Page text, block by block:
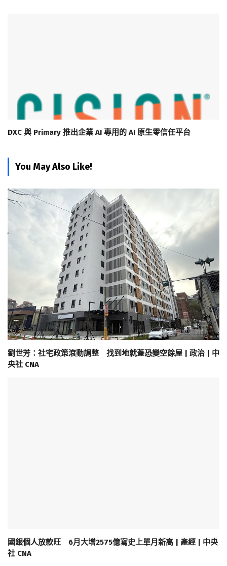
DXC 與 Primary 推出企業 AI 專用的 AI 原生零信任平台
You May Also Like!
劉世芳：社宅政策滾動調整 找到地就蓋恐變空餘屋 | 政治 | 中
央社 CNA
國銀個人放款旺 6月大增2575億寫史上單月新高 | 產經 | 中央
社 CNA